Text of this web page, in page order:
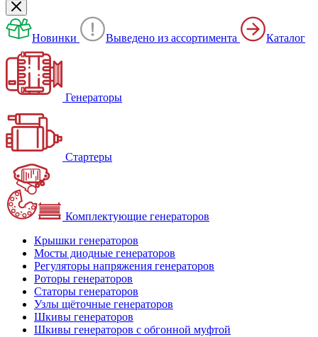
Новинки Выведено из ассортимента Каталог
Генераторы
Стартеры
Комплектующие генераторов
Крышки генераторов
Мосты диодные генераторов
Регуляторы напряжения генераторов
Роторы генераторов
Статоры генераторов
Узлы щёточные генераторов
Шкивы генераторов
Шкивы генераторов с обгонной муфтой